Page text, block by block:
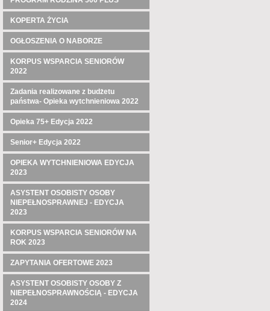
KOPERTA ŻYCIA
OGŁOSZENIA O NABORZE
KORPUS WSPARCIA SENIORÓW
2022
Zadania realizowane z budżetu
państwa- Opieka wytchnieniowa 2022
Opieka 75+ Edycja 2022
Senior+ Edycja 2022
OPIEKA WYTCHNIENIOWA EDYCJA
2023
ASYSTENT OSOBISTY OSOBY
NIEPEŁNOSPRAWNEJ - EDYCJA
2023
KORPUS WSPARCIA SENIORÓW NA
ROK 2023
ZAPYTANIA OFERTOWE 2023
ASYSTENT OSOBISTY OSOBY Z
NIEPEŁNOSPRAWNOŚCIĄ - EDYCJA
2024